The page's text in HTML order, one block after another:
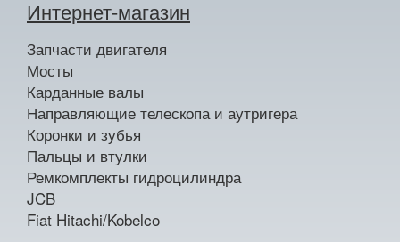
Интернет-магазин
Запчасти двигателя
Мосты
Карданные валы
Направляющие телескопа и аутригера
Коронки и зубья
Пальцы и втулки
Ремкомплекты гидроцилиндра
JCB
Fiat Hitachi/Kobelco